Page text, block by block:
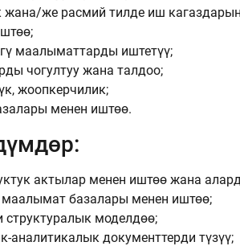
жана/же расмий тилде иш кагаздарын
маалыматтарды иштетүү;
чогултуу жана талдоо;
жоопкерчилик;
менен иштөө.
актылар менен иштөө жана
маалымат базалары менен иштөө;
структуралык моделдөө;
документтерди түзүү;